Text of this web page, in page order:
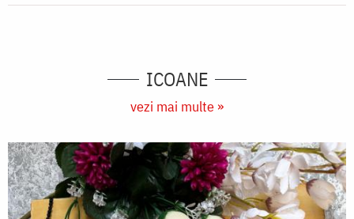
ICOANE
vezi mai multe »